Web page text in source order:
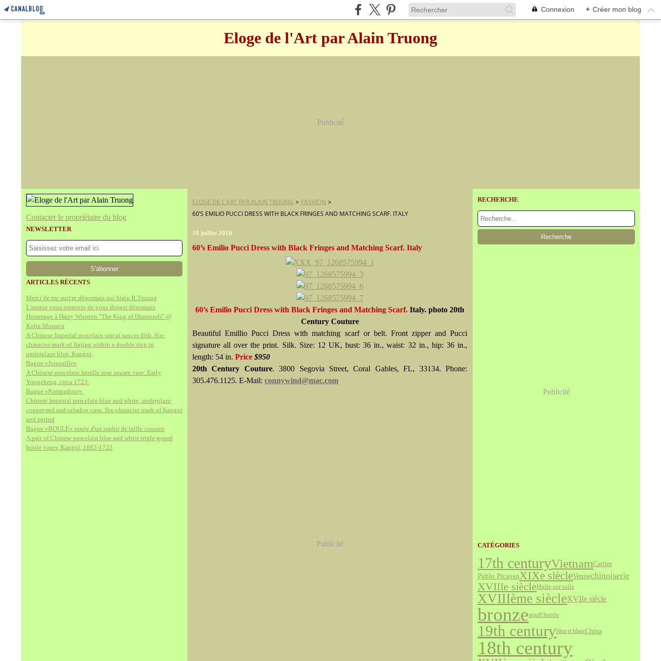
Connexion + Créer mon blog
Eloge de l'Art par Alain Truong
Publicité
Contacter le propriétaire du blog
NEWSLETTER
ARTICLES RÉCENTS
Merci de me suivre désormais sur Alain.R.Truong
L'auteur vous remercie de vous diriger désormais
Hommage à Harry Winston "The King of Diamonds" @
Kohn Monaco
A Chinese Imperial porcelain wucai saucer dish. Six-
character mark of Jiajing within a double ring in
underglaze blue, Kangxi,
Bague «Jonquille»
A Chinese porcelain famille rose square vase. Early
Yongzheng, circa 1723.
Bague «Pompadour».
Chinese Imperial porcelain blue and white, underglaze
copper-red and celadon vase. Six-character mark of Kangxi
and period
Bague «BOULE» ornée d'un saphir de taille coussin
A pair of Chinese porcelain blue and white triple-gourd
bottle vases, Kangxi, 1662-1722
ELOGE DE L'ART PAR ALAIN TRUONG > FASHION >
60’S EMILIO PUCCI DRESS WITH BLACK FRINGES AND MATCHING SCARF. ITALY
18 juillet 2010
60’s Emilio Pucci Dress with Black Fringes and Matching Scarf. Italy
60’s Emilio Pucci Dress with Black Fringes and Matching Scarf. Italy. photo 20th
Century Couture
Beautiful Emillio Pucci Dress with matching scarf or belt. Front zipper and Pucci
signature all over the print. Silk. Size: 12 UK, bust: 36 in., waist: 32 in., hip: 36 in.,
length: 54 in. Price $950
20th Century Couture. 3800 Segovia Street, Coral Gables, FL, 33134. Phone:
305.476.1125. E-Mail: connywind@mac.com
Publicité
RECHERCHE
Publicité
CATÉGORIES
17th centuryVietnamCartier
Pablo PicassoXIXe siècleVenisechinoiserie
XVIIIe siècleHuile sur toile
XVIIIème siècleXVIIe siècle
bronzesnuff bottle
19th centurybleu et blancChina
18th century